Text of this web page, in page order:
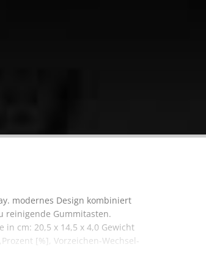
modernes Design kombiniert
reinigende Gummitasten.
cm: 20,5 x 14,5 x 4,0 Gewicht
[%], Vorzeichen-Wechsel-